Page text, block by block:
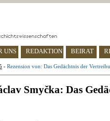
UNS REDAKTION BEIRAT
- Rezension von: Das Gedächtnis der
Smyčka: Das